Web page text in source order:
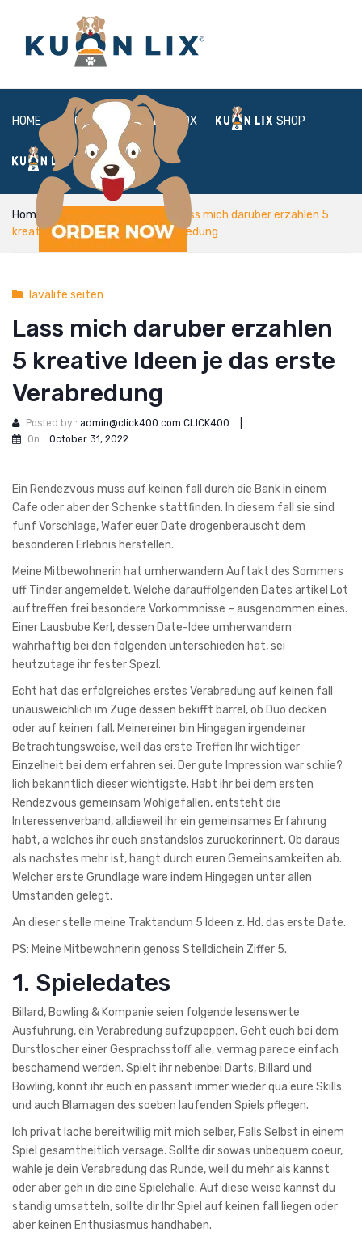
HOME ABOUT BOX SHOP
FAQ LOGIN
Home
Lass mich daruber erzahlen 5
kreative Ideen je das erste Verabredung
lavalife seiten
Lass mich daruber erzahlen
5 kreative Ideen je das erste
Verabredung
Posted by : admin@click400.com CLICK400
On : October 31, 2022
Ein Rendezvous muss auf keinen fall durch die Bank in einem
Cafe oder aber der Schenke stattfinden. In diesem fall sie sind
funf Vorschlage, Wafer euer Date drogenberauscht dem
besonderen Erlebnis herstellen.
Meine Mitbewohnerin hat umherwandern Auftakt des Sommers
uff Tinder angemeldet. Welche darauffolgenden Dates artikel Lot
auftreffen frei besondere Vorkommnisse – ausgenommen eines.
Einer Lausbube Kerl, dessen Date-Idee umherwandern
wahrhaftig bei den folgenden unterschieden hat, sei
heutzutage ihr fester Spezl.
Echt hat das erfolgreiches erstes Verabredung auf keinen fall
unausweichlich im Zuge dessen bekifft barrel, ob Duo decken
oder auf keinen fall. Meinereiner bin Hingegen irgendeiner
Betrachtungsweise, weil das erste Treffen Ihr wichtiger
Einzelheit bei dem erfahren sei. Der gute Impression war schlie?
lich bekanntlich dieser wichtigste. Habt ihr bei dem ersten
Rendezvous gemeinsam Wohlgefallen, entsteht die
Interessenverband, alldieweil ihr ein gemeinsames Erfahrung
habt, a welches ihr euch anstandslos zuruckerinnert. Ob daraus
als nachstes mehr ist, hangt durch euren Gemeinsamkeiten ab.
Welcher erste Grundlage ware indem Hingegen unter allen
Umstanden gelegt.
An dieser stelle meine Traktandum 5 Ideen z. Hd. das erste Date.
PS: Meine Mitbewohnerin genoss Stelldichein Ziffer 5.
1. Spieledates
Billard, Bowling & Kompanie seien folgende lesenswerte
Ausfuhrung, ein Verabredung aufzupeppen. Geht euch bei dem
Durstloscher einer Gesprachsstoff alle, vermag parece einfach
beschamend werden. Spielt ihr nebenbei Darts, Billard und
Bowling, konnt ihr euch en passant immer wieder qua eure Skills
und auch Blamagen des soeben laufenden Spiels pflegen.
Ich privat lache bereitwillig mit mich selber, Falls Selbst in einem
Spiel gesamtheitlich versage. Sollte dir sowas unbequem coeur,
wahle je dein Verabredung das Runde, weil du mehr als kannst
oder aber geh in die eine Spielehalle. Auf diese weise kannst du
standig umsatteln, sollte dir Ihr Spiel auf keinen fall liegen oder
aber keinen Enthusiasmus handhaben.